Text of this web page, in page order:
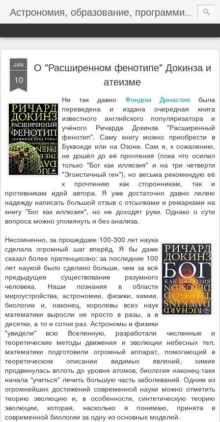
Астрономия, образование, программирование
JAN
10
О "Расширенном фенотипе" Докинза и
атеизме
Не так давно Фондом Династия была
переведена и издана очередная книга
известного английского популяризатора и
учёного Ричарда Докинза "Расширенный
фенотип". Саму книгу можно приобрести в
Буквоеде или на Озоне. Сам я, к сожалению,
не дошёл до её прочтения (пока что осилил
только "Бог как иллюзия" и на три четверти
"Эгоистичный ген"), но весьма рекомендую её
к прочтению как сторонникам, так и
противникам идей автора. Я уже достаточно давно лелею
надежду написать большой отзыв с отсылками и ремарками на
книгу "Бог как иллюзия", но не доходят руки. Однако о сути
вопроса можно упомянуть и без анализа.
Несомненно, за прошедшие 100-300 лет наука
сделала огромный шаг вперёд. Я бы даже
сказал более претенциозно: за последние 100
лет наукой было сделано больше, чем за всё
предыдущее существование разумного
человека. Наши познания в области
мироустройства, астрономии, физики, химии,
биологии и, наконец, королевы всех наук
математики выросли не просто в разы, а в
десятки, а то и сотни раз. Астрономы и физики
"увидели" всю Вселенную, разработали численные и
теоретические методы движения и эволюции небесных тел,
математики подготовили огромный аппарат, помогающий в
теоретическом описании видимых явлений, химия
продвинулась вплоть до уровня атомов, биология наконец-таки
начала "учиться" лечить большую часть заболеваний. Одним из
огромнейших достижений современной науки можно отметить
теорию эволюцию и, в особенности, синтетическую теорию
эволюции, которая, насколько я понимаю, принята в
современной биологии за одну из основных моделей.